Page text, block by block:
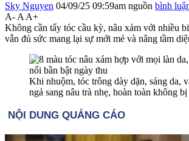
Sky Nguyen 04/09/25 09:59am nguồn bình
A- A A+
Không cần tẩy tóc cầu kỳ, nâu xám với nhiều
vẫn đủ sức mang lại sự mới mẻ và nâng tầm
Khi nhuộm, tóc trông dày dặn, sáng da,
ngả sang nâu trà nhẹ, hoàn toàn không